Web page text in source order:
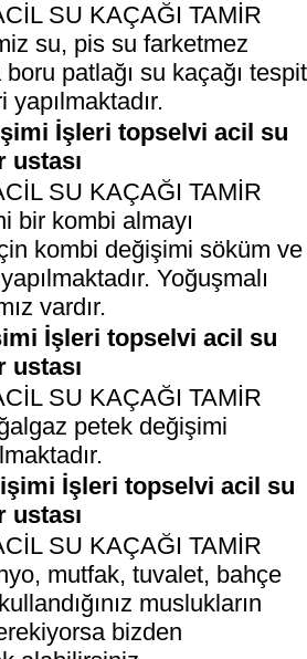
SU KAÇAĞI TAMİR
su, pis su farketmez
boru patlağı su kaçağı tespit
İşleri topselvi acil su
ustası
SU KAÇAĞI TAMİR
bir kombi almayı
kombi değişimi söküm ve
Yoğuşmalı
vardır.
İşleri topselvi acil su
ustası
SU KAÇAĞI TAMİR
petek değişimi
İşleri topselvi acil su
ustası
SU KAÇAĞI TAMİR
mutfak, tuvalet, bahçe
muslukların
bizden